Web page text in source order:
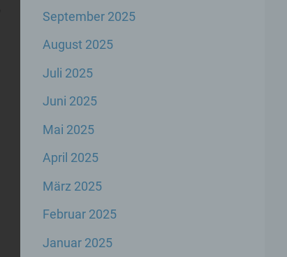
September 2025
August 2025
Juli 2025
Juni 2025
Mai 2025
April 2025
März 2025
Februar 2025
Januar 2025